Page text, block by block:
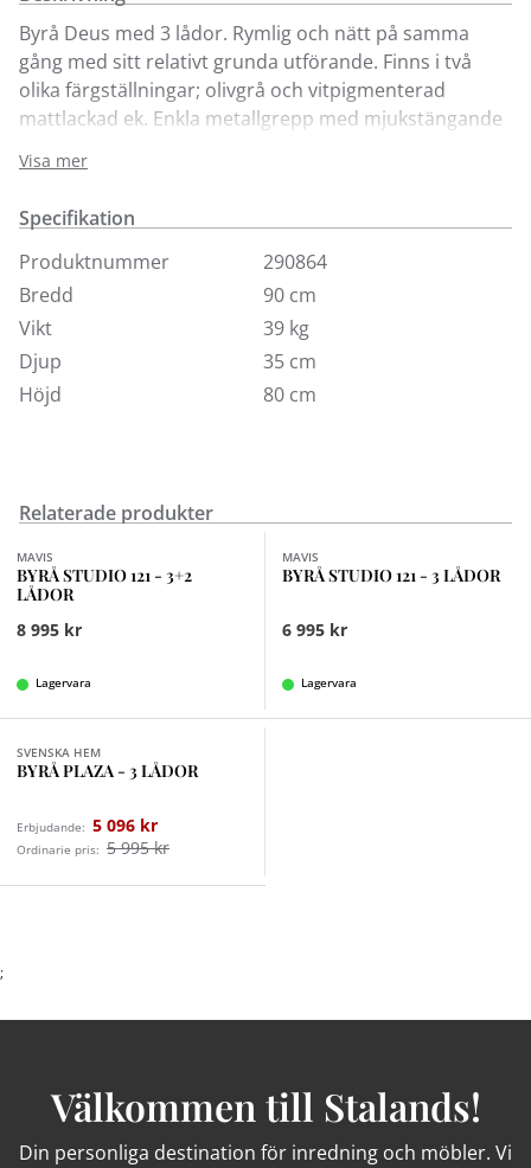
Byrå Deus med 3 lådor. Rymlig och nätt på samma
gång med sitt relativt grunda utförande. Finns i två
olika färgställningar; olivgrå och vitpigmenterad
mattlackad ek. Enkla metallgrepp med mjukstängande
Levereras monterad.
I serien Deus hittar du även en större byrå med 9 lådor
samt sideboard.
Visa mer
Specifikation
Produktnummer
290864
Bredd
90 cm
Vikt
39 kg
Djup
35 cm
Höjd
80 cm
Relaterade produkter
MAVIS
BYRÅ STUDIO 121 - 3+2
LÅDOR
8 995 kr
Lagervara
MAVIS
BYRÅ STUDIO 121 - 3 LÅDOR
6 995 kr
Lagervara
SVENSKA HEM
BYRÅ PLAZA - 3 LÅDOR
Erbjudande: 5 096 kr
Ordinarie pris: 5 995 kr
;
Välkommen till Stalands!
Din personliga destination för inredning och möbler. Vi